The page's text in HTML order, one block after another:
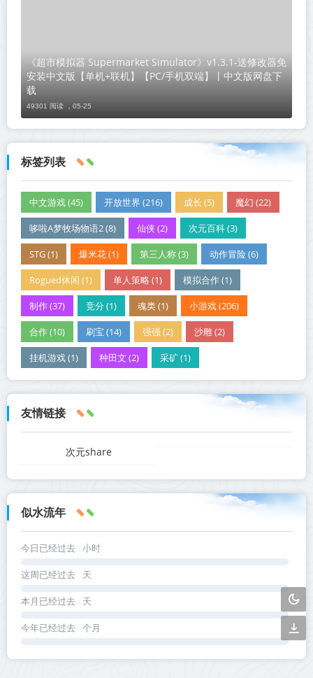
《超市模拟器 Supermarket Simulator》v1.3.1-送修改器免
安装中文版【单机+联机】【PC/手机双端】丨中文版网盘下
载
49301 阅读 ， 05-25
标签列表
中文游戏 (45) 开放世界 (216) 成长 (5) 魔幻 (22)
哆啦A梦牧场物语2 (8) 仙侠 (2) 次元百科 (3)
STG (1) 爆米花 (1) 第三人称 (3) 动作冒险 (6)
Rogued休闲 (1) 单人策略 (1) 模拟合作 (1)
制作 (37) 竞分 (1) 魂类 (1) 小游戏 (206)
合作 (10) 刷宝 (14) 强强 (2) 沙雕 (2)
挂机游戏 (1) 种田文 (2) 采矿 (1)
友情链接
次元share
似水流年
今日已经过去 小时
这周已经过去 天
本月已经过去 天
今年已经过去 个月